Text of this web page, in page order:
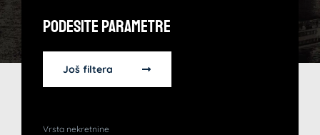
Podesite Parametre
Još filtera
Vrsta nekretnine